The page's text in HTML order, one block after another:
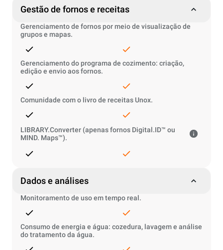
Gestão de fornos e receitas
Gerenciamento de fornos por meio de visualização de
grupos e mapas.
Gerenciamento do programa de cozimento: criação,
edição e envio aos fornos.
Comunidade com o livro de receitas Unox.
LIBRARY.Converter (apenas fornos Digital.ID™ ou
MIND. Maps™).
Dados e análises
Monitoramento de uso em tempo real.
Consumo de energia e água: cozedura, lavagem e análise
do tratamento da água.